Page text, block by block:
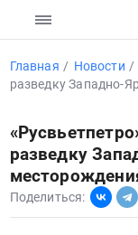
Главная Новости
разведку Западно-
разведку
Поделиться: